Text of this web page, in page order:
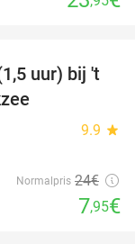
67%
uur) bij 't
9.9 star
Normalpris 24€
7,95€